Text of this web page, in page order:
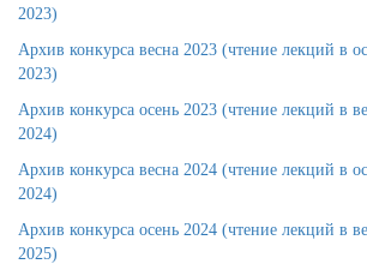
2023)
Архив конкурса весна 2023 (чтение лекций в
2023)
Архив конкурса осень 2023 (чтение лекций в
2024)
Архив конкурса весна 2024 (чтение лекций в
2024)
Архив конкурса осень 2024 (чтение лекций в
2025)